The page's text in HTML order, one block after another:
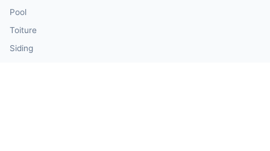
Pool
Toiture
Siding